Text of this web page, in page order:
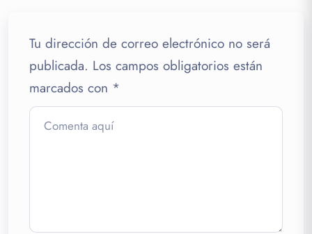
Tu dirección de correo electrónico no será
publicada. Los campos obligatorios están
marcados con *